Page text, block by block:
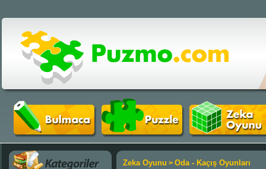
Zeka Oyunu > Oda - Kaçış Oyunları